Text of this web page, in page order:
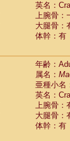
英名：
上腕骨：
大腿骨：
体幹：有
年齢：
属名：
亜種小名
英名：
上腕骨：
大腿骨：
体幹：有